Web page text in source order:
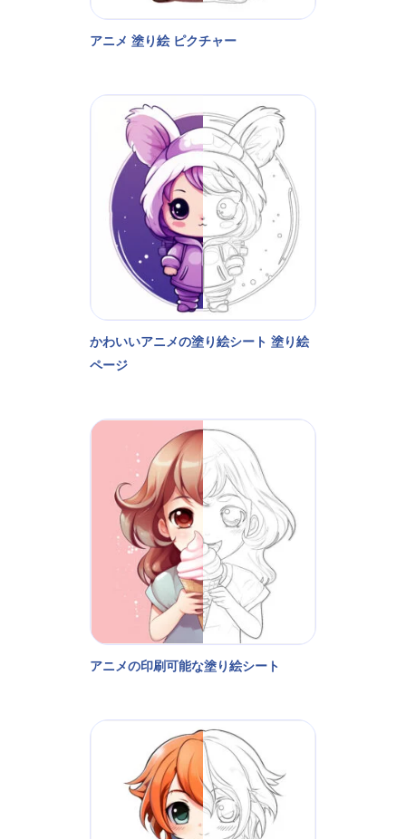
アニメ 塗り絵 ピクチャー
かわいいアニメの塗り絵シート 塗り絵
ページ
アニメの印刷可能な塗り絵シート